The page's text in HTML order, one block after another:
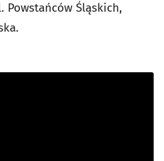
Powstańców Śląskich,